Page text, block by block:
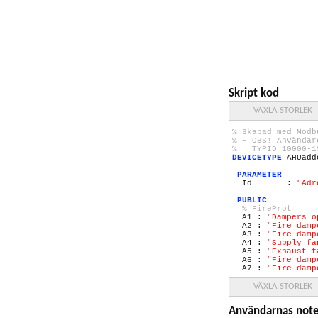
Skript kod
VÄXLA STORLEK
% Skapad med
% - OBS!
% TYPID 10000 -
DEVICETYPE
PARAMETER
Id :
PUBLIC
% FireProt
A1 : "Dampers
A2 : "Fire
A3 : "Fire
A4 : "Supply
A5 : "Exhaust
A6 : "Fire
A7 : "Fire
% AddOnsAlarms
V3 :"HtgFrst
VÄXLA STORLEK
Användarnas